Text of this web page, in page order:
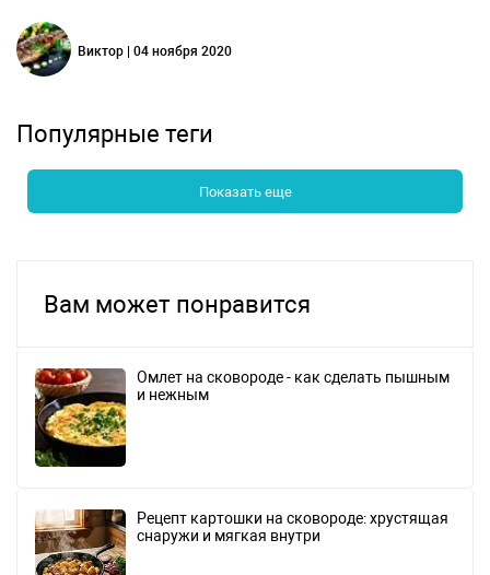
Виктор | 04 ноября 2020
Популярные теги
Показать еще
Вам может понравится
Омлет на сковороде - как сделать пышным
и нежным
Рецепт картошки на сковороде: хрустящая
снаружи и мягкая внутри